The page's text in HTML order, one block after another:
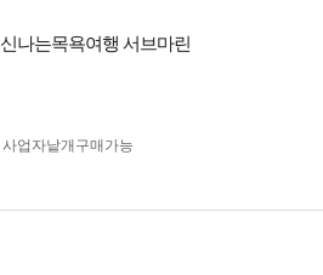
신나는목욕여행 서브마린
사업자 낱개구매가능